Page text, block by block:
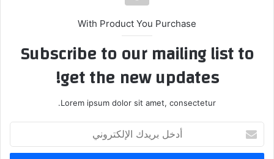
With Product You Purchase
Subscribe to our mailing list to
get the new updates!
Lorem ipsum dolor sit amet, consectetur.
بريدك
الإلكتروني